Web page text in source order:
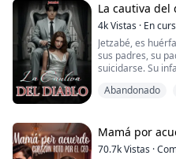
Oculto del
Mirando como
él nunca podría
Hasta aquel día ...
La cautiva del
4kVistas · En
Jetzabé, es
sus padres, su
suicidarse. Su
un tío del cual
capacidad de
Abandonado
Mamá por
70.7kVistas ·